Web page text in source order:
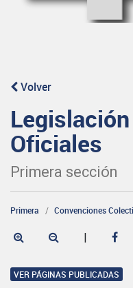
Volver
Oficiales
Primera sección
Primera Convenciones
|
VER PÁGINAS PUBLICADAS